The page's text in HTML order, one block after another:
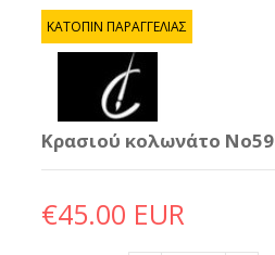
ΚΑΤΟΠΙΝ ΠΑΡΑΓΓΕΛΙΑΣ
Κρασιού κολωνάτο No59
€45.00 EUR